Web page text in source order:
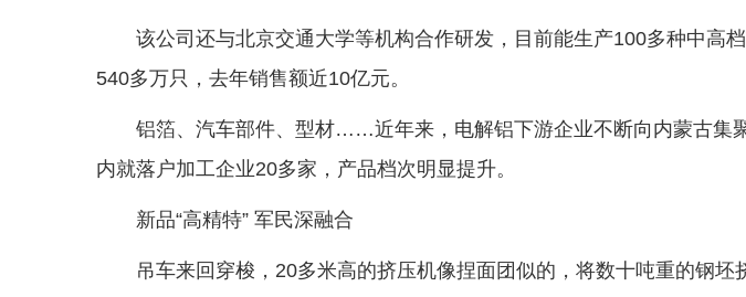
该公司还与北京交通大学等机构合作研发，目前能生产100多种中高
540多万只，去年销售额近10亿元。
铝箔、汽车部件、型材……近年来，电解铝下游企业不断向内蒙古集
内就落户加工企业20多家，产品档次明显提升。
新品“高精特” 军民深融合
吊车来回穿梭，20多米高的挤压机像捏面团似的，将数十吨重的钢坯